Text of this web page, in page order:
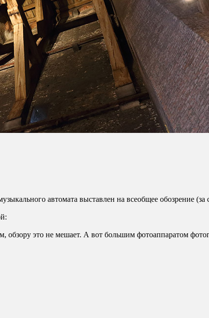
автомата выставлен на всеобщее обозрение (за
обзору это не мешает. А вот большим фотоаппаратом